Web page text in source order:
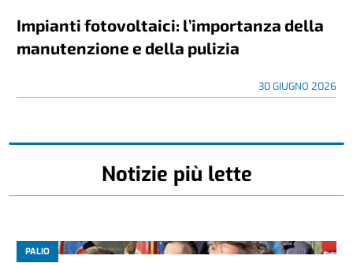
Impianti fotovoltaici: l’importanza della
manutenzione e della pulizia
30 GIUGNO 2026
Notizie più lette
PALIO